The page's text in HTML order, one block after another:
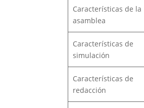
Características de la
asamblea
Características de
simulación
Características de
redacción